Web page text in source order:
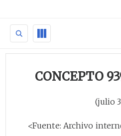
CONCEPTO
(julio
<Fuente: Archivo